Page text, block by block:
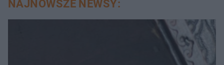
NAJNOWSZE NEWSY: